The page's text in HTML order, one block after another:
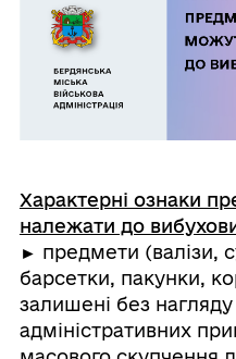
Характерні ознаки
належати до
► предмети (валізи,
барсетки, пакунки,
залишені без
адміністративних